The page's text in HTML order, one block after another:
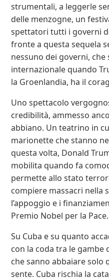
strumentali, a leggerle
delle menzogne, un
spettatori tutti i governi
fronte a questa sequela
nessuno dei governi,
internazionale quando
la Groenlandia, ha il
Uno spettacolo
credibilità, ammesso
abbiano. Un teatrino in
marionette che stanno
questa volta, Donald
mobilita quando fa
permette allo stato
compiere massacri nella
l’appoggio e i
Premio Nobel per la Pace.
Su Cuba e su quanto
con la coda tra le
che sanno abbaiare solo
sente. Cuba rischia la